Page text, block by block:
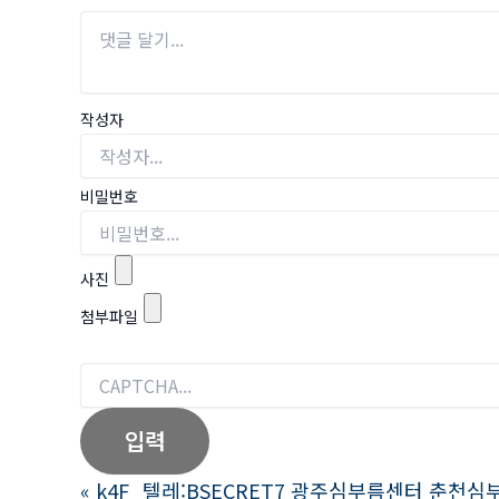
작성자
비밀번호
사진
첨부파일
« k4F_텔레:BSECRET7 광주심부름센터 춘천심